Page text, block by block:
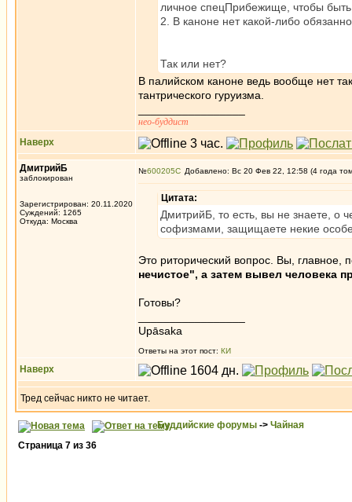
личное спецПрибежище, чтобы
2. В каноне нет какой-либо
Так или нет?
В палийском каноне ведь вообще нет
тантрического гуруизма.
нео-буддист
Наверх
ДмитрийБ
заблокирован
Зарегистрирован: 20.11.2020
Суждений: 1265
Откуда: Москва
№600205 Добавлено: Вс 20 Фев 22, 12:58 (4 года
Цитата:
ДмитрийБ, то есть, вы не знаете, о
софизмами, защищаете некие
Это риторический вопрос. Вы, главное,
нечистое", а затем вывел человека
Готовы?
Upāsaka
Ответы на этот пост: КИ
Наверх
Тред сейчас никто не читает.
Буддийские форумы -> Чайная
Страница 7 из 36